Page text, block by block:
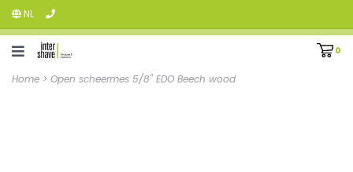
NL
0
Home > Open scheermes 5/8" EDO Beech wood